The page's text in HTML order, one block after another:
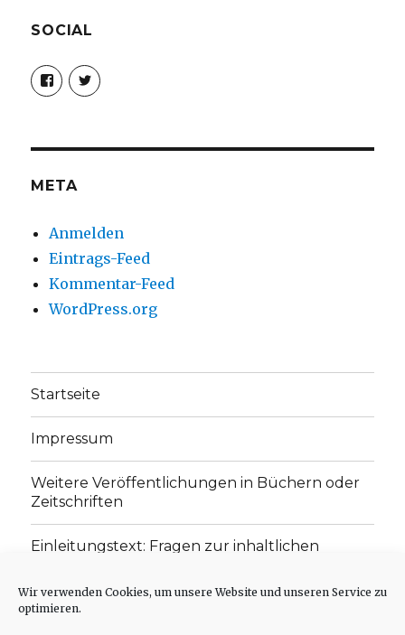
Wir verwenden Cookies, um unsere Website und unseren Service zu
optimieren.
SOCIAL
Profil
von
christoph.fleischer1
anzeigen
Profil
von
anzeigen
META
Anmelden
Eintrags-Feed
Kommentar-Feed
WordPress.org
Startseite
Impressum
Weitere Veröffentlichungen in Büchern oder
Zeitschriften
Einleitungstext: Fragen zur inhaltlichen
„schwachen Glaubens“